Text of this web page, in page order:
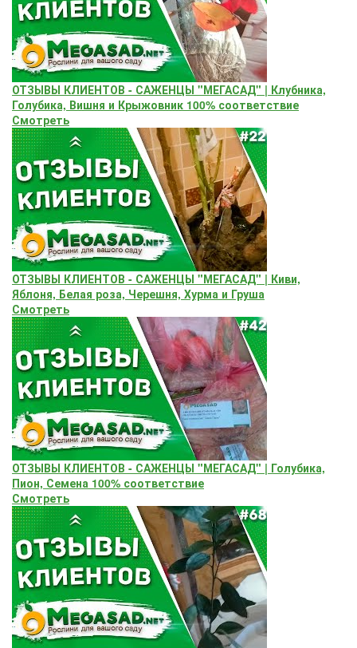
ОТЗЫВЫ КЛИЕНТОВ - САЖЕНЦЫ "МЕГАСАД" | Клубника,
Голубика, Вишня и Крыжовник 100% соответствие
Смотреть
ОТЗЫВЫ КЛИЕНТОВ - САЖЕНЦЫ "МЕГАСАД" | Киви,
Яблоня, Белая роза, Черешня, Хурма и Груша
Смотреть
ОТЗЫВЫ КЛИЕНТОВ - САЖЕНЦЫ "МЕГАСАД" | Голубика,
Пион, Семена 100% соответствие
Смотреть